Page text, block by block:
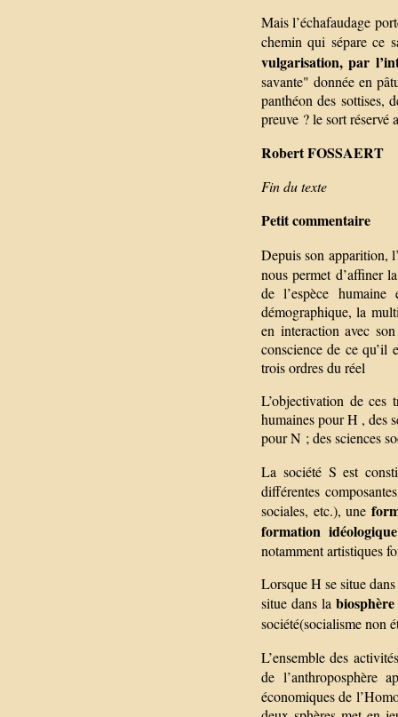
Mais l’échafaudage
chemin qui sépare ce
vulgarisation, par
savante" donnée en
panthéon des sottises,
preuve ? le sort réservé
Robert FOSSAERT
Fin du texte
Petit commentaire
Depuis son apparition,
nous permet d’affiner
de l’espèce
démographique, la
en interaction avec
conscience de ce qu’il
trois ordres du réel
L’objectivation de ces
humaines pour H , des
pour N ; des sciences
La société S est
différentes
sociales, etc.), une
formation
notamment artistiques
Lorsque H se situe
situe dans la
société(socialisme non
L’ensemble des
de l’anthroposphère
économiques de